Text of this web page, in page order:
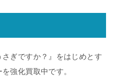
ぎですか？』をはじめとす
強化買取中です。